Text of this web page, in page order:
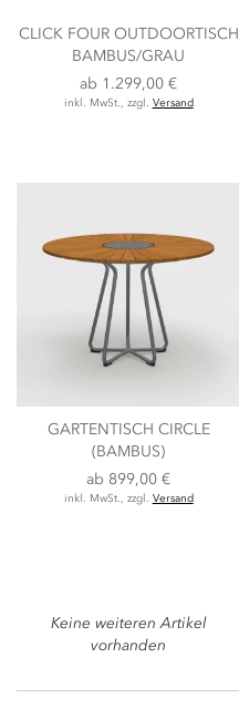
CLICK FOUR OUTDOORTISCH
BAMBUS/GRAU
ab 1.299,00 €
inkl. MwSt., zzgl. Versand
GARTENTISCH CIRCLE
(BAMBUS)
ab 899,00 €
inkl. MwSt., zzgl. Versand
Keine weiteren Artikel
vorhanden